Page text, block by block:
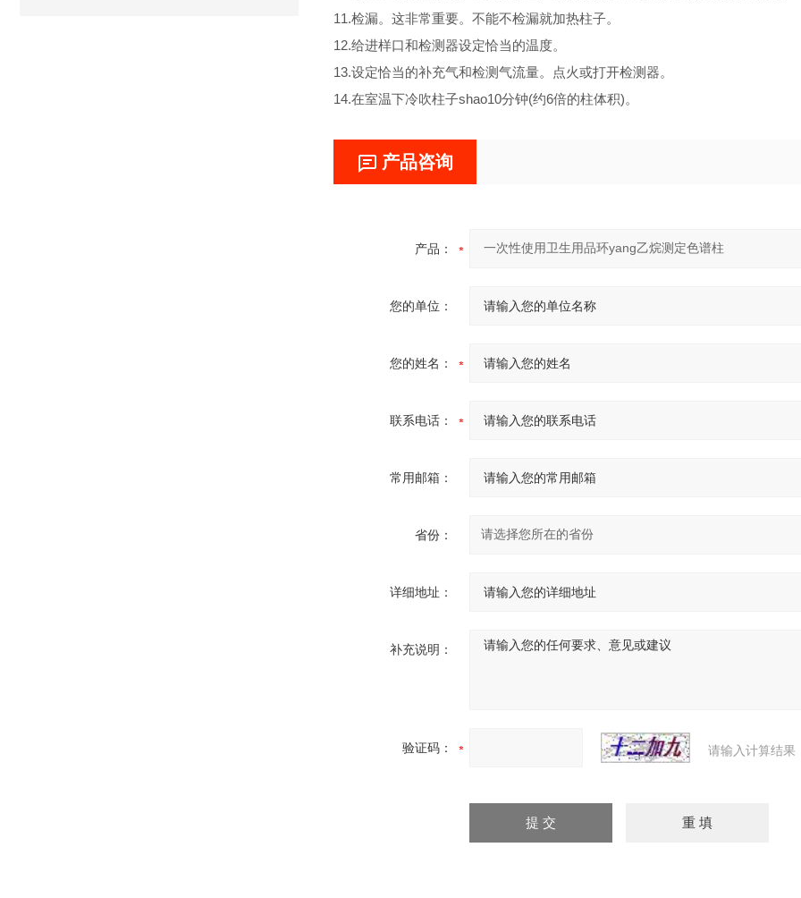
11.检漏。这非常重要。不能不检漏就加热柱子。
12.给进样口和检测器设定恰当的温度。
13.设定恰当的补充气和检测气流量。点火或打开检测器。
14.在室温下冷吹柱子shao10分钟(约6倍的柱体积)。
产品咨询
产品：
您的单位：
您的姓名：
联系电话：
常用邮箱：
省份：
详细地址：
补充说明：
验证码： 请输入计算结果